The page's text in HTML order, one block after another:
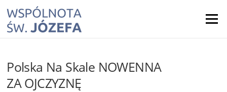
content
Menu
Polska Na Skale NOWENNA
ZA OJCZYZNĘ